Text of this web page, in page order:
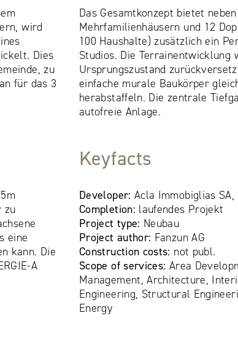
wird
Dies
zu
für das 3
Das Gesamtkonzept bietet
Mehrfamilienhäusern und 12
100 Haushalte) zusätzlich ein
Studios. Die Terrainentwicklung
Ursprungszustand
einfache murale Baukörper
herabstaffeln. Die zentrale
autofreie Anlage.
zu
eine
kann. Die
A
Keyfacts
Developer: Acla Immobiglias SA,
Completion: laufendes Projekt
Project type: Neubau
Project author: Fanzun AG
Construction costs: not publ.
Scope of services: Area
Management, Architecture,
Engineering, Structural
Energy